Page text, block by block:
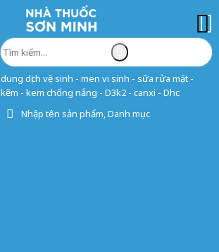
dung dịch vệ sinh - men vi sinh - sữa rửa mặt -
kẽm - kem chống nắng - D3k2 - canxi - Dhc
Nhập tên sản phẩm, Danh mục